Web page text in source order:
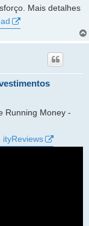
Mais detalhes
Running Money -
ityReviews